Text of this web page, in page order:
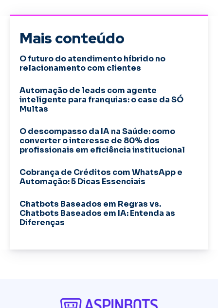
Mais conteúdo
O futuro do atendimento híbrido no
relacionamento com clientes
Automação de leads com agente
inteligente para franquias: o case da SÓ
Multas
O descompasso da IA na Saúde: como
converter o interesse de 80% dos
profissionais em eficiência institucional
Cobrança de Créditos com WhatsApp e
Automação: 5 Dicas Essenciais
Chatbots Baseados em Regras vs.
Chatbots Baseados em IA: Entenda as
Diferenças